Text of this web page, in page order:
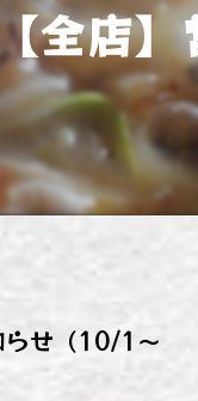
わいず熊谷店
わいず春日
わいず三芳店
わいず東川
わいず桶川店
全店
らせ（10/1～